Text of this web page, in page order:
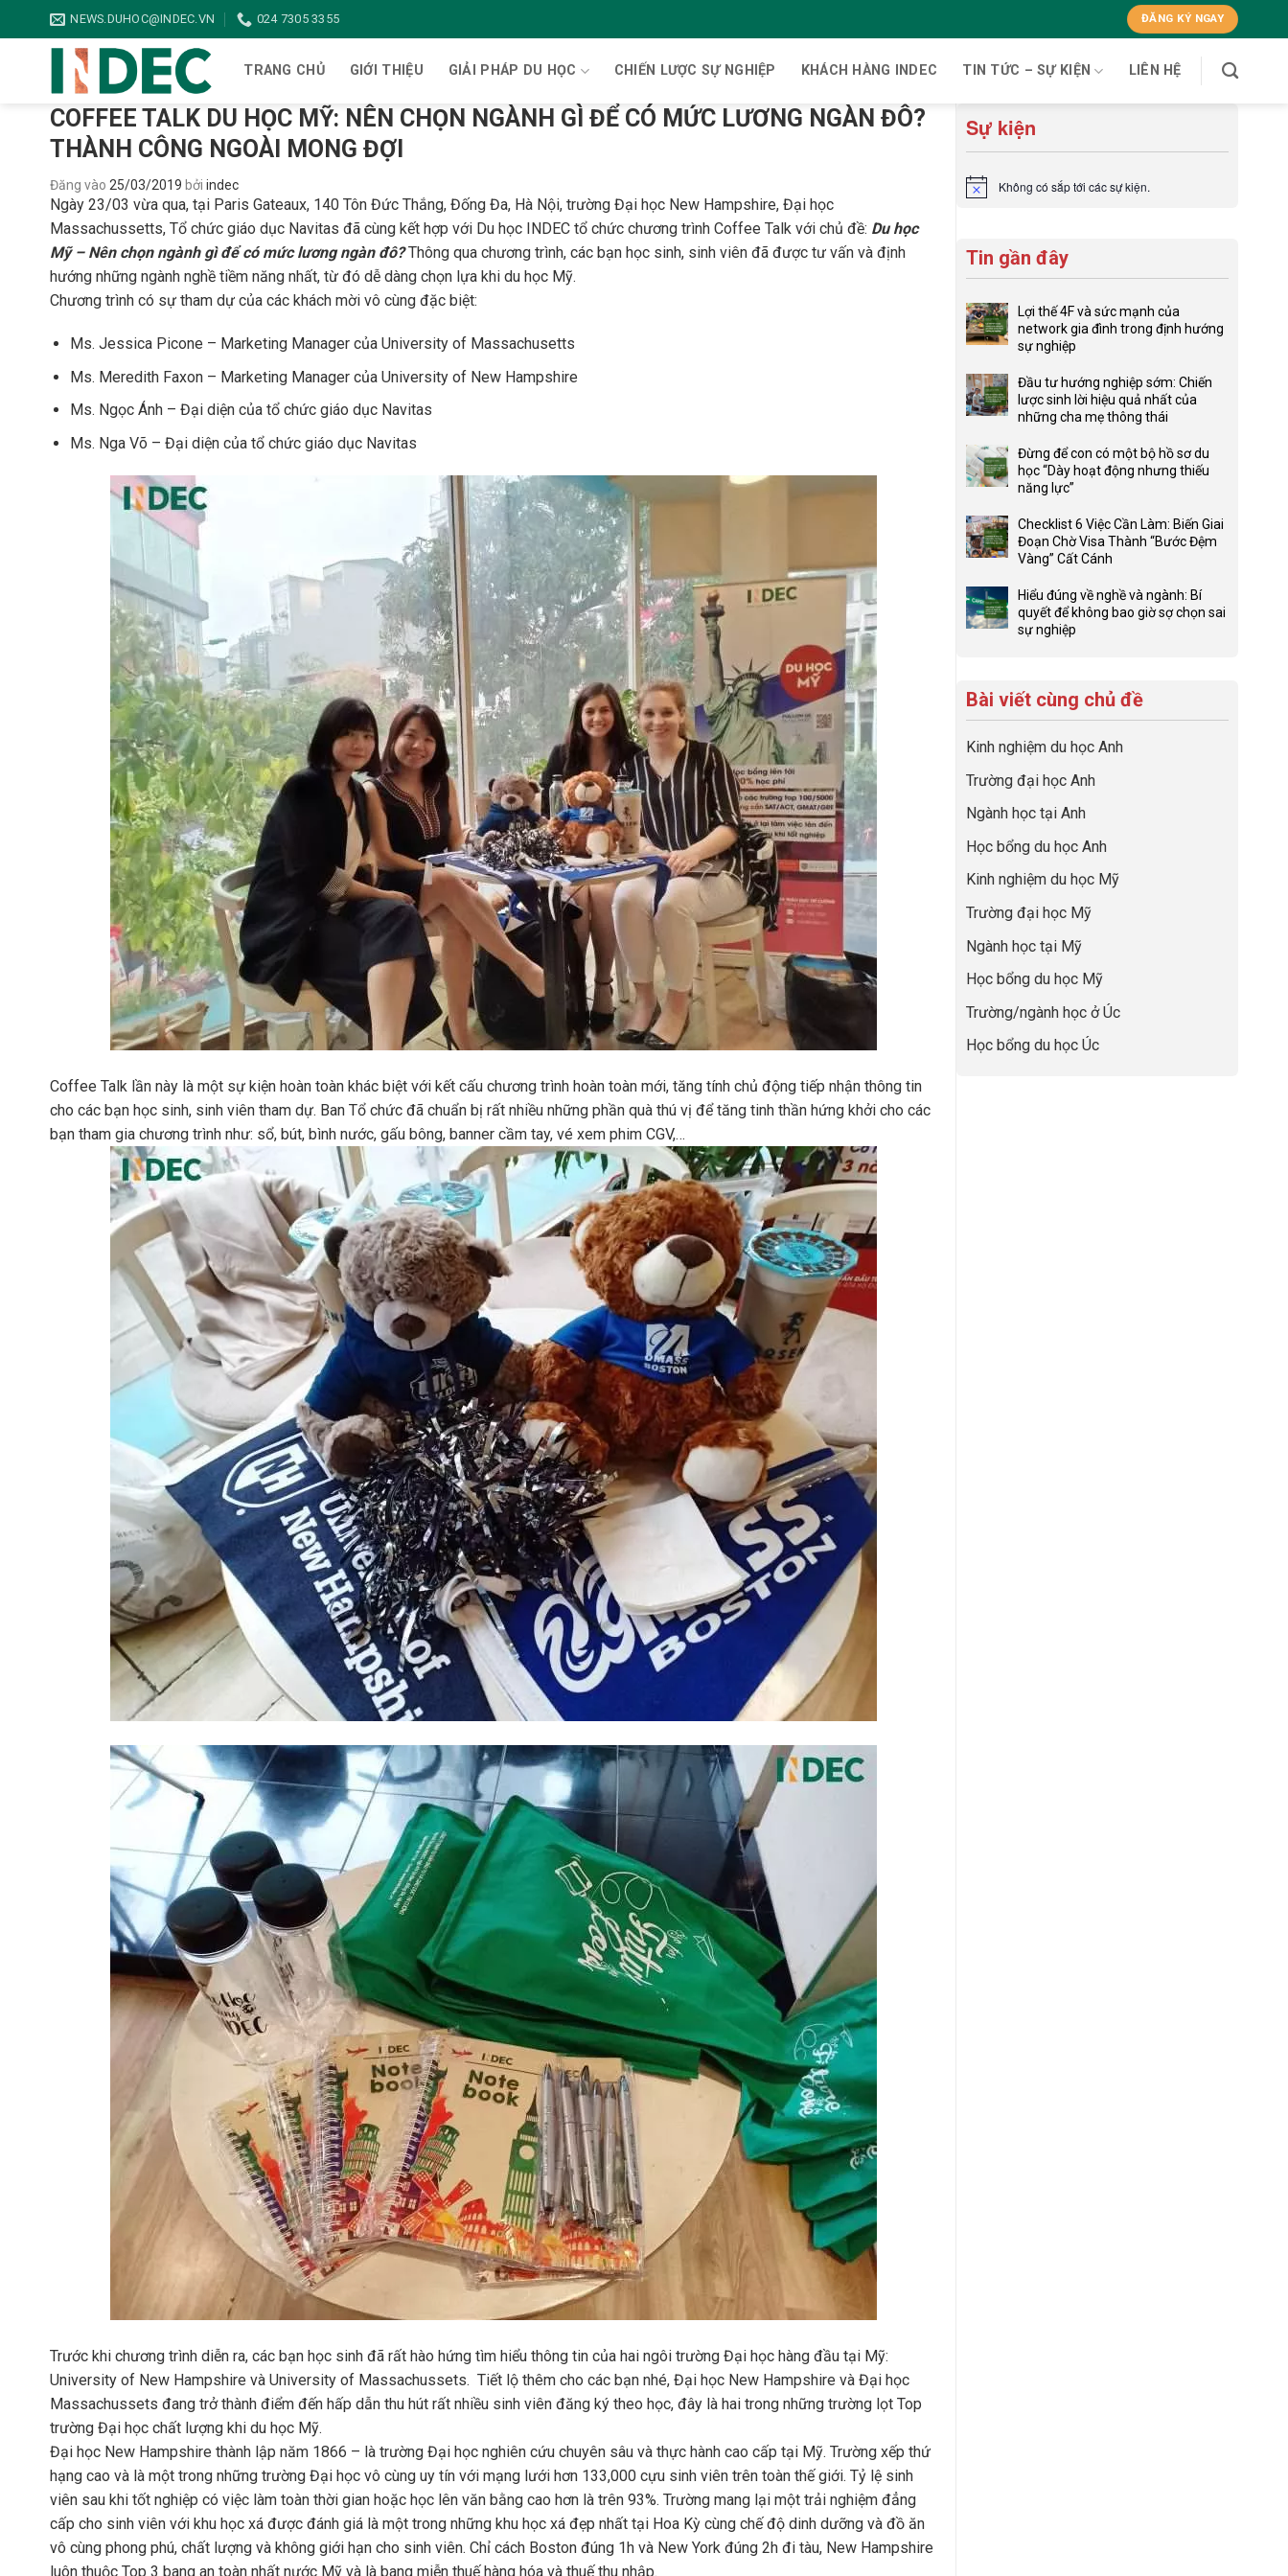
qua
NEWS.DUHOC@INDEC.VN 024 7305 3355 ĐĂNG KÝ NGAY
TRANG CHỦ GIỚI THIỆU GIẢI PHÁP DU HỌC CHIẾN LƯỢC SỰ NGHIỆP KHÁCH HÀNG INDEC TIN TỨC – SỰ KIỆN LIÊN HỆ
COFFEE TALK DU HỌC MỸ: NÊN CHỌN NGÀNH GÌ ĐỂ CÓ MỨC LƯƠNG NGÀN ĐÔ?
THÀNH CÔNG NGOÀI MONG ĐỢI
Đăng vào 25/03/2019 bởi indec
Ngày 23/03 vừa qua, tại Paris Gateaux, 140 Tôn Đức Thắng, Đống Đa, Hà Nội, trường Đại học New Hampshire, Đại học
Massachussetts, Tổ chức giáo dục Navitas đã cùng kết hợp với Du học INDEC tổ chức chương trình Coffee Talk với chủ đề: Du học
Mỹ – Nên chọn ngành gì để có mức lương ngàn đô? Thông qua chương trình, các bạn học sinh, sinh viên đã được tư vấn và định
hướng những ngành nghề tiềm năng nhất, từ đó dễ dàng chọn lựa khi du học Mỹ.
Chương trình có sự tham dự của các khách mời vô cùng đặc biệt:
Ms. Jessica Picone – Marketing Manager của University of Massachusetts
Ms. Meredith Faxon – Marketing Manager của University of New Hampshire
Ms. Ngọc Ánh – Đại diện của tổ chức giáo dục Navitas
Ms. Nga Võ – Đại diện của tổ chức giáo dục Navitas
Coffee Talk lần này là một sự kiện hoàn toàn khác biệt với kết cấu chương trình hoàn toàn mới, tăng tính chủ động tiếp nhận thông tin
cho các bạn học sinh, sinh viên tham dự. Ban Tổ chức đã chuẩn bị rất nhiều những phần quà thú vị để tăng tinh thần hứng khởi cho các
bạn tham gia chương trình như: sổ, bút, bình nước, gấu bông, banner cầm tay, vé xem phim CGV,…
Trước khi chương trình diễn ra, các bạn học sinh đã rất hào hứng tìm hiểu thông tin của hai ngôi trường Đại học hàng đầu tại Mỹ:
University of New Hampshire và University of Massachussets. Tiết lộ thêm cho các bạn nhé, Đại học New Hampshire và Đại học
Massachussets đang trở thành điểm đến hấp dẫn thu hút rất nhiều sinh viên đăng ký theo học, đây là hai trong những trường lọt Top
trường Đại học chất lượng khi du học Mỹ.
Đại học New Hampshire thành lập năm 1866 – là trường Đại học nghiên cứu chuyên sâu và thực hành cao cấp tại Mỹ. Trường xếp thứ
hạng cao và là một trong những trường Đại học vô cùng uy tín với mạng lưới hơn 133,000 cựu sinh viên trên toàn thế giới. Tỷ lệ sinh
viên sau khi tốt nghiệp có việc làm toàn thời gian hoặc học lên văn bằng cao hơn là trên 93%. Trường mang lại một trải nghiệm đẳng
cấp cho sinh viên với khu học xá được đánh giá là một trong những khu học xá đẹp nhất tại Hoa Kỳ cùng chế độ dinh dưỡng và đồ ăn
vô cùng phong phú, chất lượng và không giới hạn cho sinh viên. Chỉ cách Boston đúng 1h và New York đúng 2h đi tàu, New Hampshire
luôn thuộc Top 3 bang an toàn nhất nước Mỹ và là bang miễn thuế hàng hóa và thuế thu nhập.
Sự kiện
Notice Không có sắp tới các sự kiện.
Tin gần đây
Lợi thế 4F và sức mạnh của
network gia đình trong định hướng
sự nghiệp
có
bình
luận
Lợi
thế
4F
sức
mạnh
của
network
đình
trong
định
nghiệp
Đầu tư hướng nghiệp sớm: Chiến
lược sinh lời hiệu quả nhất của
những cha mẹ thông thái
có
bình
luận
Đầu
tư
hướng
nghiệp
sớm:
Chiến
lược
sinh
quả
nhất
của
những
cha
mẹ
thái
Đừng để con có một bộ hồ sơ du
học “Dày hoạt động nhưng thiếu
năng lực”
có
bình
luận
Đừng
để
con
có
hồ
sơ
học
hoạt
nhưng
năng
Checklist 6 Việc Cần Làm: Biến Giai
Đoạn Chờ Visa Thành “Bước Đệm
Vàng” Cất Cánh
có
bình
luận
Việc
Cần
Biến
Đoạn
Visa
“Bước
Vàng”
Cánh
Hiểu đúng về nghề và ngành: Bí
quyết để không bao giờ sợ chọn sai
sự nghiệp
luận
đúng
nghề
ngành:
quyết
không
bao
giờ
chọn
sai
sự
nghiệp
Bài viết cùng chủ đề
Kinh nghiệm du học Anh
Trường đại học Anh
Ngành học tại Anh
Học bổng du học Anh
Kinh nghiệm du học Mỹ
Trường đại học Mỹ
Ngành học tại Mỹ
Học bổng du học Mỹ
Trường/ngành học ở Úc
Học bổng du học Úc